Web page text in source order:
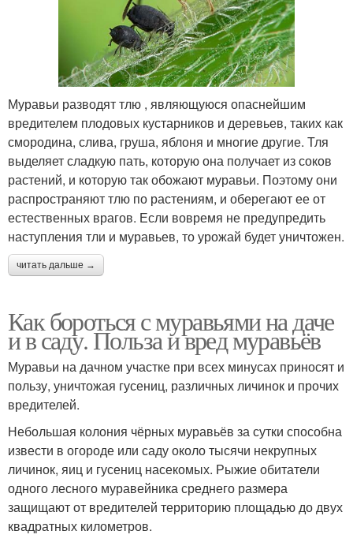
Муравьи разводят тлю , являющуюся опаснейшим
вредителем плодовых кустарников и деревьев, таких как
смородина, слива, груша, яблоня и многие другие. Тля
выделяет сладкую пать, которую она получает из соков
растений, и которую так обожают муравьи. Поэтому они
распространяют тлю по растениям, и оберегают ее от
естественных врагов. Если вовремя не предупредить
наступления тли и муравьев, то урожай будет уничтожен.
читать дальше →
Как бороться с муравьями на даче
и в саду. Польза и вред муравьёв
Муравьи на дачном участке при всех минусах приносят и
пользу, уничтожая гусениц, различных личинок и прочих
вредителей.
Небольшая колония чёрных муравьёв за сутки способна
извести в огороде или саду около тысячи некрупных
личинок, яиц и гусениц насекомых. Рыжие обитатели
одного лесного муравейника среднего размера
защищают от вредителей территорию площадью до двух
квадратных километров.